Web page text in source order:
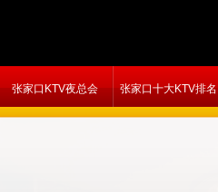
张家口KTV夜总会 张家口十大KTV排名